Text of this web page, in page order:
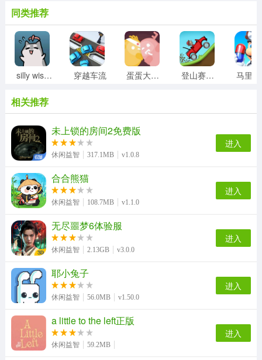
同类推荐
silly wisher最新版 穿越车流 蛋蛋大乱斗 登山赛车1老旧版
相关推荐
未上锁的房间2免费版
休闲益智 317.1MB v1.0.8
进入
合合熊猫
休闲益智 108.7MB v1.1.0
进入
无尽噩梦6体验服
休闲益智 2.13GB v3.0.0
进入
耶小兔子
休闲益智 56.0MB v1.50.0
进入
a little to the left正版
休闲益智 59.2MB
进入